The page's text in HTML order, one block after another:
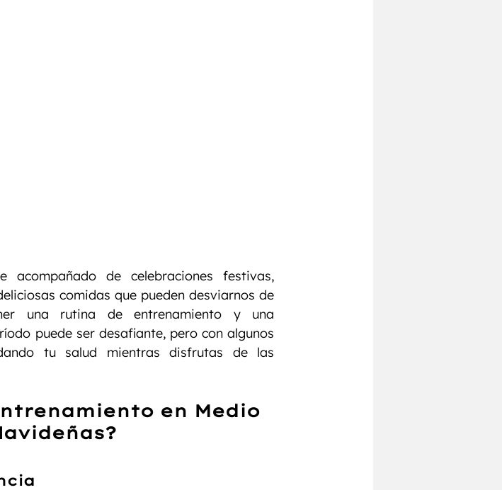
de celebraciones festivas,
comidas que pueden desviarnos de
una rutina de entrenamiento y una
puede ser desafiante, pero con algunos
tu salud mientras disfrutas de las
en Medio